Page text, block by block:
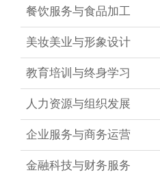
餐饮服务与食品加工
美妆美业与形象设计
教育培训与终身学习
人力资源与组织发展
企业服务与商务运营
金融科技与财务服务